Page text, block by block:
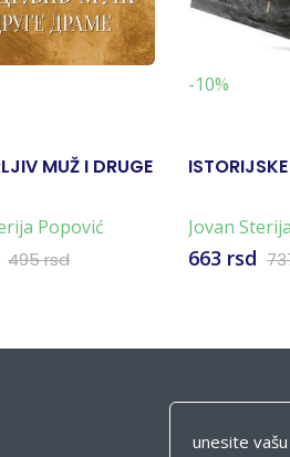
MUŽ I DRUGE
Popović
495 rsd
-10%
Jovan
663 rsd